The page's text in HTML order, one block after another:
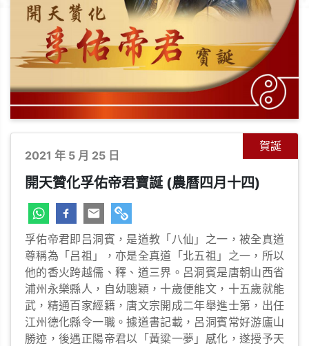
賀誕
2021 年 5 月 25 日
開天贊化孚佑帝君寶誕 (農曆四月十四)
孚佑帝君即吕洞賓，是道教「八仙」之一，被全真道
尊稱為「吕祖」，亦是全真道「北五祖」之一，所以
他的香火跨越儒、釋、道三界。呂洞賓是唐朝山西省
浦州永樂縣人，自幼聰穎，十歲便能文，十五歲就能
武，精通百家經籍，唐文宗開成二年舉進士第，出任
江州德化縣令一職。據道書記載，呂洞賓常好游廬山
勝迹，後遇正陽帝君以「黃粱一夢」感化，遂授予天